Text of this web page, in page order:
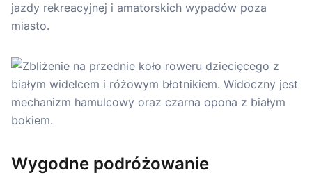
jazdy rekreacyjnej i amatorskich wypadów poza
miasto.
Wygodne podróżowanie